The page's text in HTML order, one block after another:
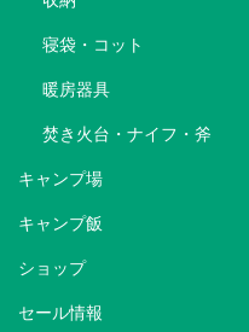
寝袋・コット
暖房器具
焚き火台・ナイフ・斧
キャンプ場
キャンプ飯
ショップ
セール情報